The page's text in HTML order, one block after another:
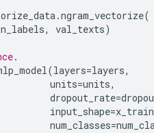
.ngram_vectorize(
, val_texts)
(layers=layers,
units=units,
dropout_rate=
input_shape=x_train
num_classes=